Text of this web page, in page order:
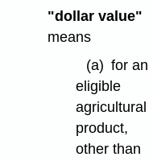
"dollar value"
means
(a) for an
eligible
agricultural
product,
other than